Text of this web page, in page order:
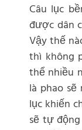
Câu lục
được dân
Vậy thế
thì không
thể nhiều
là phao
lục khiến
sẽ tự